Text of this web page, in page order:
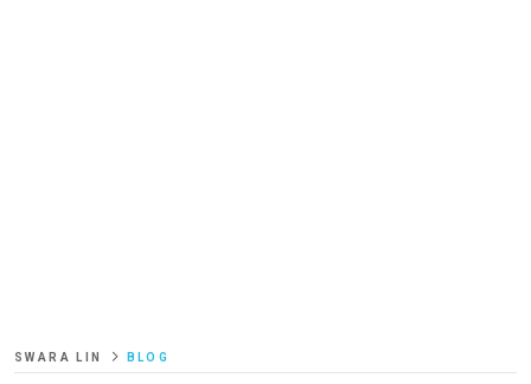
SWARA LIN BLOG